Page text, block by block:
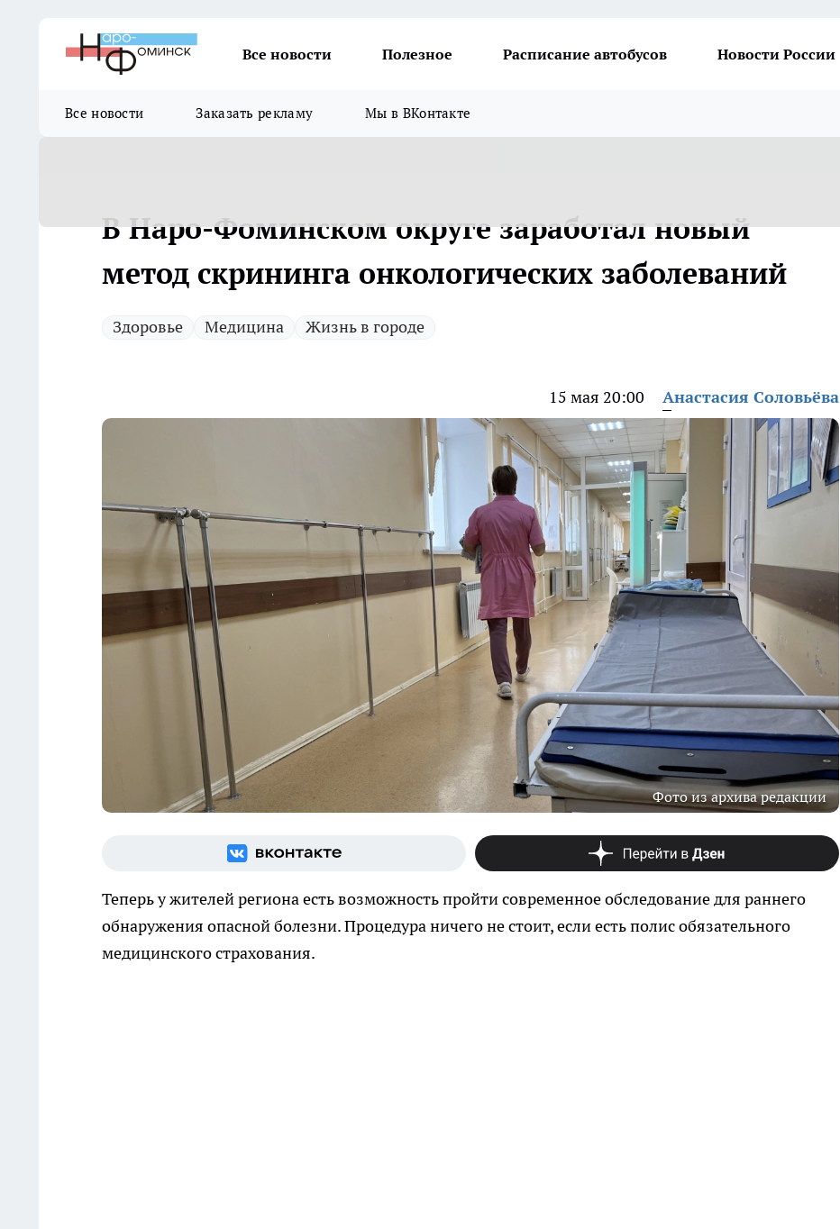
Все новости Полезное Расписание автобусов Новости России
Все новости Заказать рекламу Мы в ВКонтакте
В Наро-Фоминском округе заработал новый
метод скрининга онкологических заболеваний
Здоровье Медицина Жизнь в городе
15 мая 20:00 Анастасия Соловьёва
Фото из архива редакции
Теперь у жителей региона есть возможность пройти современное обследование для раннего
обнаружения опасной болезни. Процедура ничего не стоит, если есть полис обязательного
медицинского страхования.